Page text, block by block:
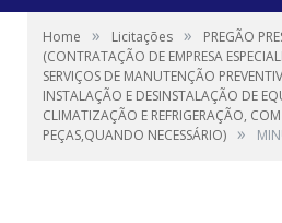
Home » Licitações »
PREGÃO
(CONTRATAÇÃO DE EMPRESA
SERVIÇOS DE MANUTENÇÃO
INSTALAÇÃO E DESINSTALAÇÃO DE
CLIMATIZAÇÃO E REFRIGERAÇÃO,
PEÇAS,QUANDO NECESSÁRIO) »